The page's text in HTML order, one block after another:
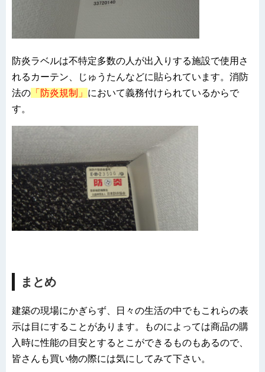
防炎ラベルは不特定多数の人が出入りする施設で使用さ
れるカーテン、じゅうたんなどに貼られています。消防
法の 「防炎規制」 において義務付けられているからで
す。
まとめ
建築の現場にかぎらず、日々の生活の中でもこれらの表
示は目にすることがあります。ものによっては商品の購
入時に性能の目安とするとこができるものもあるので、
皆さんも買い物の際には気にしてみて下さい。